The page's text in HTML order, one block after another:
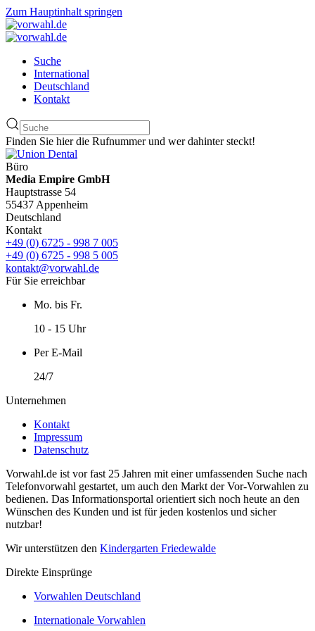
Zum Hauptinhalt springen
Suche
International
Deutschland
Kontakt
Finden Sie hier die Rufnummer und wer dahinter steckt!
Büro
Media Empire GmbH
Hauptstrasse 54
55437 Appenheim
Deutschland
Kontakt
+49 (0) 6725 - 998 7 005
+49 (0) 6725 - 998 5 005
kontakt@vorwahl.de
Für Sie erreichbar
Mo. bis Fr.
10 - 15 Uhr
Per E-Mail
24/7
Unternehmen
Kontakt
Impressum
Datenschutz
Vorwahl.de ist vor fast 25 Jahren mit einer umfassenden Suche nach
Telefonvorwahl gestartet, um auch den Markt der Vor-Vorwahlen zu
bedienen. Das Informationsportal orientiert sich noch heute an den
Wünschen des Kunden und ist für jeden kostenlos und sicher
nutzbar!
Wir unterstützen den Kindergarten Friedewalde
Direkte Einsprünge
Vorwahlen Deutschland
Internationale Vorwahlen